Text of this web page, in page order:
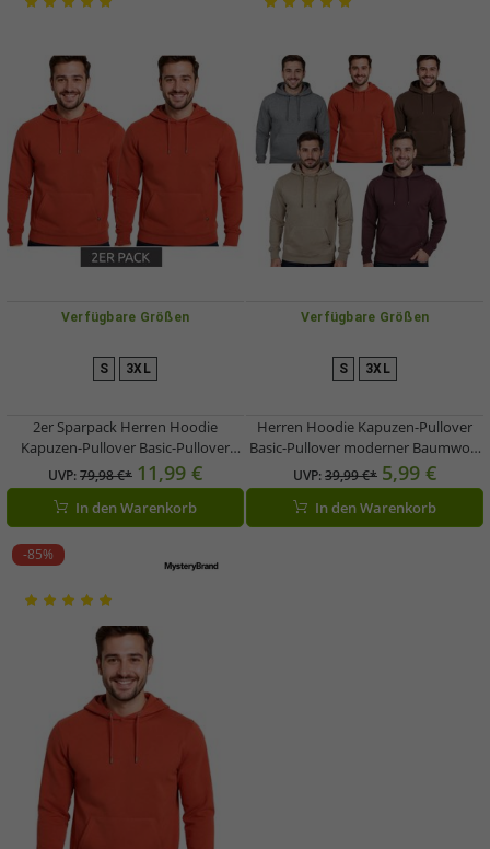
Verfügbare Größen
S 3XL
2er Sparpack Herren Hoodie
Kapuzen-Pullover Basic-Pullover
moderner Baumwoll-Pullover
Sweater Große Größen Rot
UVP:79,98 €* 11,99 €
In den Warenkorb
Verfügbare Größen
S 3XL
Herren Hoodie Kapuzen-Pullover
Basic-Pullover moderner Baumwoll-
Pullover Sweater Große Größen
Braun, Rot, Grau, Beige oder
Weinrot
UVP:39,99 €* 5,99 €
In den Warenkorb
-85%